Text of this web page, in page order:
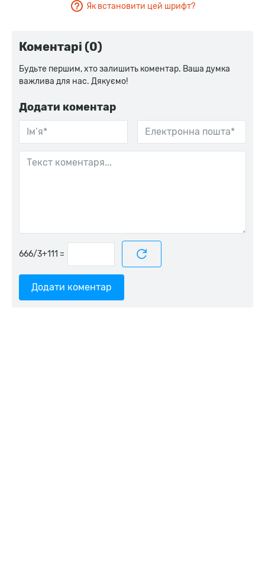
Як встановити цей шрифт?
Коментарі (0)
Будьте першим, хто залишить коментар. Ваша думка
важлива для нас. Дякуємо!
Додати коментар
=
Додати коментар